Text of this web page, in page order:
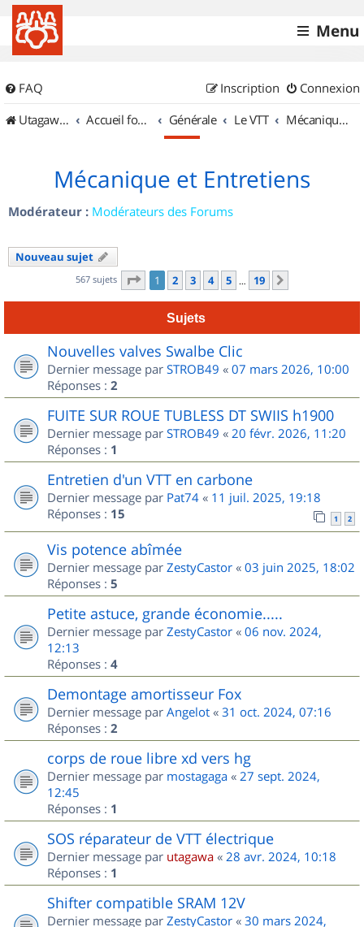
Menu
FAQ Connexion
Inscription
UtagawaVTT (Randos VTT et VTTAE avec traces GPS)
Accueil forum Générale Le VTT Mécanique et Entretiens
Mécanique et Entretiens
Modérateur : Modérateurs des Forums
Nouveau sujet
567 sujets Page 1sur
1 2 3 4 5 … 19
Sujets
Nouvelles valves Swalbe Clic
Dernier message par STROB49 « 07 mars 2026, 10:00
Réponses : 2
FUITE SUR ROUE TUBLESS DT SWIIS h1900
Dernier message par STROB49 « 20 févr. 2026, 11:20
Réponses : 1
Entretien d'un VTT en carbone
Dernier message par Pat74 « 11 juil. 2025, 19:18
Réponses : 15 1 2
Vis potence abîmée
Dernier message par ZestyCastor « 03 juin 2025, 18:02
Réponses : 5
Petite astuce, grande économie.....
Dernier message par ZestyCastor « 06 nov. 2024,
12:13
Réponses : 4
Demontage amortisseur Fox
Dernier message par Angelot « 31 oct. 2024, 07:16
Réponses : 2
corps de roue libre xd vers hg
Dernier message par mostagaga « 27 sept. 2024,
12:45
Réponses : 1
SOS réparateur de VTT électrique
Dernier message par utagawa « 28 avr. 2024, 10:18
Réponses : 1
Shifter compatible SRAM 12V
Dernier message par ZestyCastor « 30 mars 2024,